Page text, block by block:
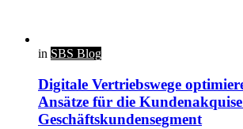
in SBS Blog
Digitale Vertriebswege
Ansätze für die
Geschäftskundensegment